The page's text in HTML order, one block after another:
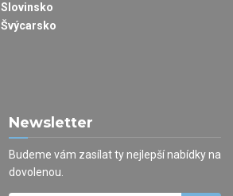
Slovinsko
Švýcarsko
Newsletter
Budeme vám zasílat ty nejlepší nabídky na
dovolenou.